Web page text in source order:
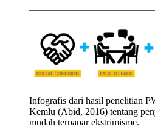
Infografis dari hasil penelitian
Kemlu (Abid, 2016) tentang
mudah terpapar ekstrimisme.